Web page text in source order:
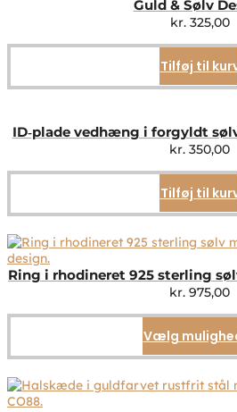
Guld & Sølv
kr.325,00
Tilføj til
ID‑plade vedhæng i forgyldt
kr. 350,00
Tilføj til
Ring i rhodineret 925 sterling
kr. 975,00
Vælg